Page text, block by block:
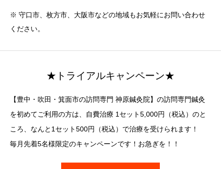
※ 守口市、枚方市、大阪市などの地域もお気軽にお問い合わせ
ください。
★トライアルキャンペーン★
【豊中・吹田・箕面市の訪問専門 神原鍼灸院】の訪問専門鍼灸
を初めてご利用の方は、自費治療 1セット5,000円（税込）のと
ころ、なんと1セット500円（税込）で治療を受けられます！
毎月先着5名様限定のキャンペーンです！お急ぎを！！